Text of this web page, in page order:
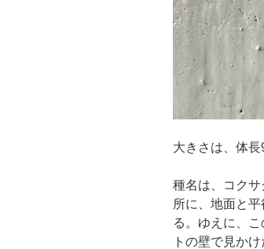
大きさは、体長
種名は、コク
所に、地面と
る。ゆえに、
トの壁で見か